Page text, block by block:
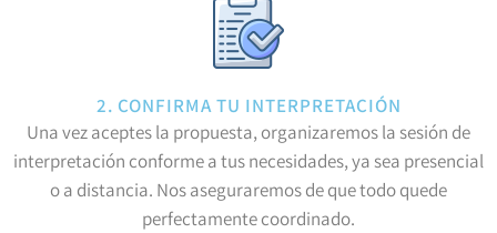
2. CONFIRMA TU INTERPRETACIÓN
Una vez aceptes la propuesta, organizaremos la sesión de
interpretación conforme a tus necesidades, ya sea presencial
o a distancia. Nos aseguraremos de que todo quede
perfectamente coordinado.